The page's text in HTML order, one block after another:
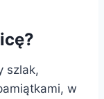
szlak,
w